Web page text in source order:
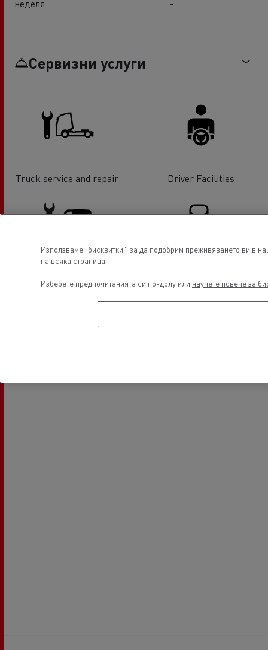
неделя
-
Сервизни услуги
Truck service and repair Driver Facilities
Service and Repair
Местоположение
Използваме "бисквитки", за да подобрим преживяването ви в
на всяка страница.
Изберете предпочитанията си по-долу или научете повече за